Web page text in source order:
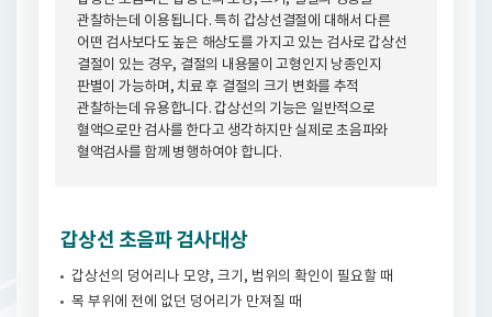
관찰하는데 이용됩니다. 특히 갑상선결절에 대해서 다른
어떤 검사보다도 높은 해상도를 가지고 있는 검사로 갑상선
결절이 있는 경우, 결절의 내용물이 고형인지 낭종인지
판별이 가능하며, 치료 후 결절의 크기 변화를 추적
관찰하는데 유용합니다. 갑상선의 기능은 일반적으로
혈액으로만 검사를 한다고 생각하지만 실제로 초음파와
혈액검사를 함께 병행하여야 합니다.
갑상선 초음파 검사대상
갑상선의 덩어리나 모양, 크기, 범위의 확인이 필요할 때
목 부위에 전에 없던 덩어리가 만져질 때